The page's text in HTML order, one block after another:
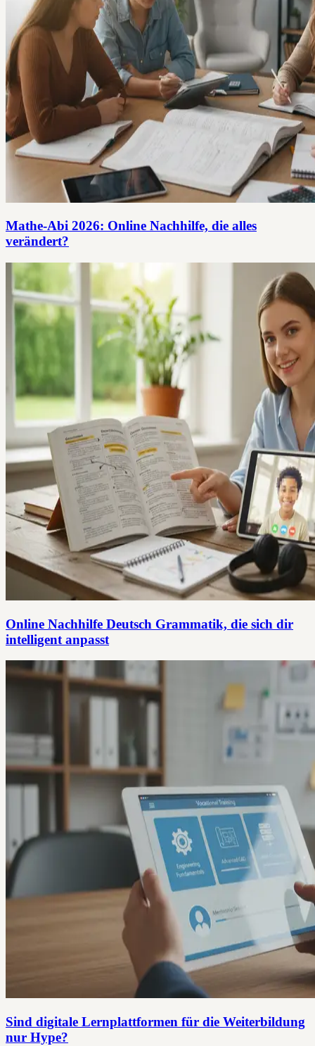
Mathe-Abi 2026: Online Nachhilfe, die alles
verändert?
Online Nachhilfe Deutsch Grammatik, die sich dir
intelligent anpasst
Sind digitale Lernplattformen für die Weiterbildung
nur Hype?